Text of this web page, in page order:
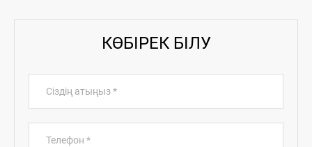
КӨБІРЕК БІЛУ
Сіздің атыңыз*
Телефон *